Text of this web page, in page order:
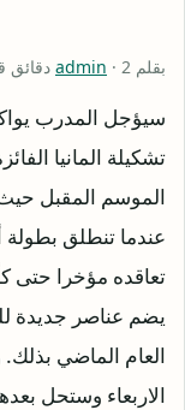
بقلم admin · 2 دقائق قراءة · نشر 2015-03-24
سيؤجل المدرب
تشكيلة المانيا
الموسم المقبل
يضم عناصر جديدة
العام الماضي بذلك.
الاربعاء وستحل